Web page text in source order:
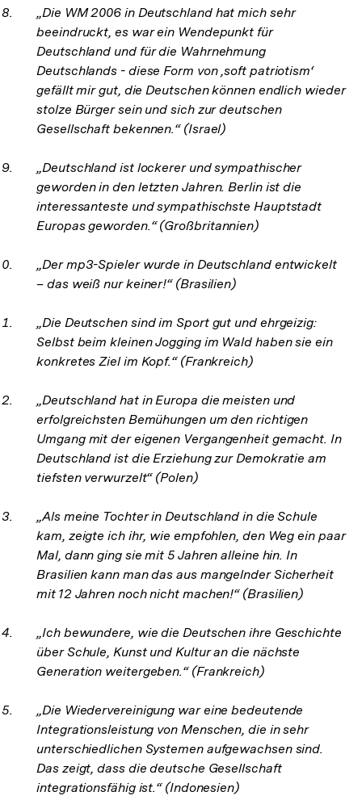
„Die WM 2006 in Deutschland hat mich sehr
beeindruckt, es war ein Wendepunkt für
Deutschland und für die Wahrnehmung
Deutschlands - diese Form von ‚soft patriotism‘
gefällt mir gut, die Deutschen können endlich wieder
stolze Bürger sein und sich zur deutschen
Gesellschaft bekennen.“ (Israel)
„Deutschland ist lockerer und sympathischer
geworden in den letzten Jahren. Berlin ist die
interessanteste und sympathischste Hauptstadt
Europas geworden.“ (Großbritannien)
„Der mp3-Spieler wurde in Deutschland entwickelt
– das weiß nur keiner!“ (Brasilien)
„Die Deutschen sind im Sport gut und ehrgeizig:
Selbst beim kleinen Jogging im Wald haben sie ein
konkretes Ziel im Kopf.“ (Frankreich)
„Deutschland hat in Europa die meisten und
erfolgreichsten Bemühungen um den richtigen
Umgang mit der eigenen Vergangenheit gemacht. In
Deutschland ist die Erziehung zur Demokratie am
tiefsten verwurzelt“ (Polen)
„Als meine Tochter in Deutschland in die Schule
kam, zeigte ich ihr, wie empfohlen, den Weg ein paar
Mal, dann ging sie mit 5 Jahren alleine hin. In
Brasilien kann man das aus mangelnder Sicherheit
mit 12 Jahren noch nicht machen!“ (Brasilien)
„Ich bewundere, wie die Deutschen ihre Geschichte
über Schule, Kunst und Kultur an die nächste
Generation weitergeben.“ (Frankreich)
„Die Wiedervereinigung war eine bedeutende
Integrationsleistung von Menschen, die in sehr
unterschiedlichen Systemen aufgewachsen sind.
Das zeigt, dass die deutsche Gesellschaft
integrationsfähig ist.“ (Indonesien)